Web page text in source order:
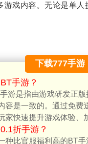
戏内容。无论是单
下载777手游
手游？
游是指由游戏研发正
容是一致的。通过免费
家快速提升游戏体验、
折手游？
种比官服福利高的BT